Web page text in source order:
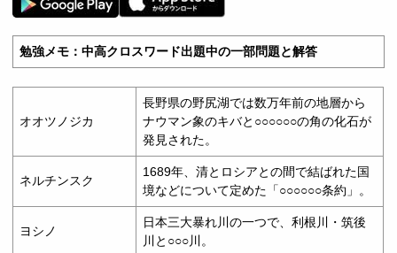
勉強メモ：中高クロスワード出題中の一部問題と解答
オオツノジカ
長野県の野尻湖では数万年前の地層から
ナウマン象のキバと○○○○○○の角の化石が
発見された。
ネルチンスク
1689年、清とロシアとの間で結ばれた国
境などについて定めた「○○○○○○条約」。
ヨシノ
日本三大暴れ川の一つで、利根川・筑後
川と○○○川。